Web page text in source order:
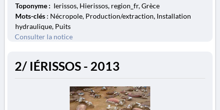
Toponyme : Ierissos, Hierissos, region_fr, Grèce
Mots-clés : Nécropole, Production/extraction, Installation
hydraulique, Puits
Consulter la notice
2/ IÉRISSOS - 2013